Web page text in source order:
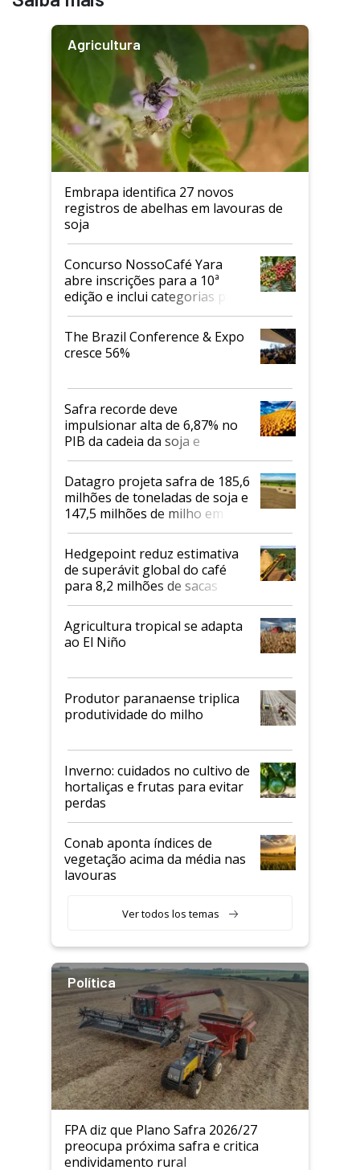
Agricultura
Embrapa identifica 27 novos
registros de abelhas em lavouras de
soja
Concurso NossoCafé Yara
abre inscrições para a 10ª
edição e inclui categorias para
cafés Canephora
The Brazil Conference & Expo
cresce 56%
Safra recorde deve
impulsionar alta de 6,87% no
PIB da cadeia da soja e
biodiesel em 2026
Datagro projeta safra de 185,6
milhões de toneladas de soja e
147,5 milhões de milho em
2026/27
Hedgepoint reduz estimativa
de superávit global do café
para 8,2 milhões de sacas
Agricultura tropical se adapta
ao El Niño
Produtor paranaense triplica
produtividade do milho
Inverno: cuidados no cultivo de
hortaliças e frutas para evitar
perdas
Conab aponta índices de
vegetação acima da média nas
lavouras
Ver todos los temas
Política
FPA diz que Plano Safra 2026/27
preocupa próxima safra e critica
endividamento rural